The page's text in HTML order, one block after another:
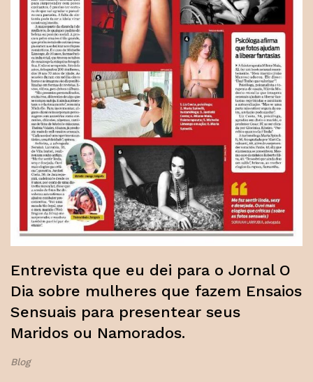
Entrevista que eu dei para o Jornal O
Dia sobre mulheres que fazem Ensaios
Sensuais para presentear seus
Maridos ou Namorados.
Blog